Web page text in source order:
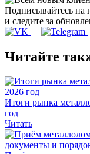
Подписывайтесь на
и следите за
Читайте
Итоги рынка
год
Читать